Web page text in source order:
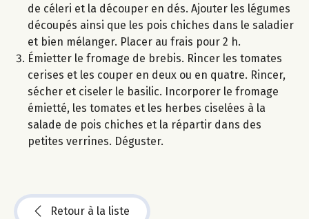
de céleri et la découper en dés. Ajouter les légumes
découpés ainsi que les pois chiches dans le saladier
et bien mélanger. Placer au frais pour 2 h.
Émietter le fromage de brebis. Rincer les tomates
cerises et les couper en deux ou en quatre. Rincer,
sécher et ciseler le basilic. Incorporer le fromage
émietté, les tomates et les herbes ciselées à la
salade de pois chiches et la répartir dans des
petites verrines. Déguster.
Retour à la liste